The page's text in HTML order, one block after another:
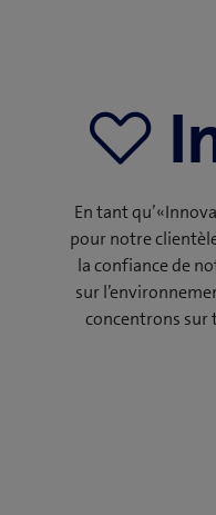
En tant
pour notre
la confiance de
sur
concentrons